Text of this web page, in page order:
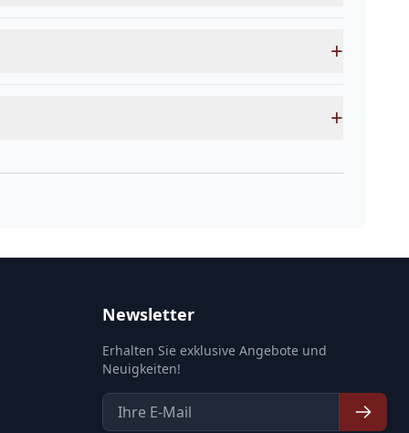
+
+
Newsletter
Erhalten Sie exklusive Angebote und
Neuigkeiten!